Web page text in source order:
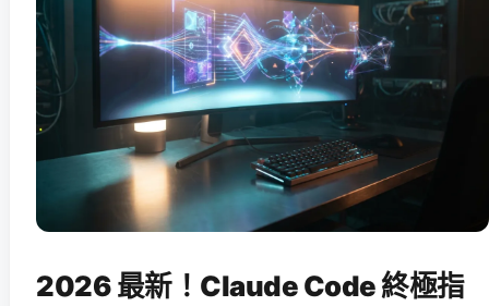
2026 最新！Claude Code 終極指